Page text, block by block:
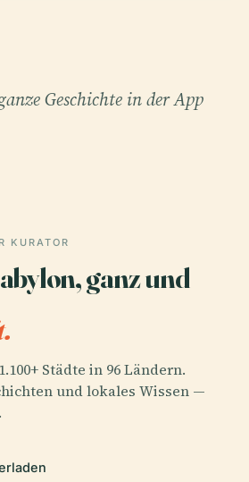
Geschichte in der App
KURATOR
ganz und
Städte in 96 Ländern.
und lokales Wissen —